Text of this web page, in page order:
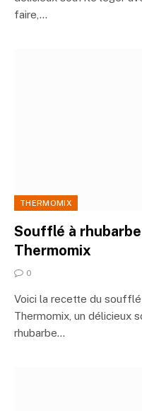
faire,…
THERMOMIX
Soufflé à
Thermomix
0
Voici la recette du
Thermomix, un délicieux
rhubarbe…